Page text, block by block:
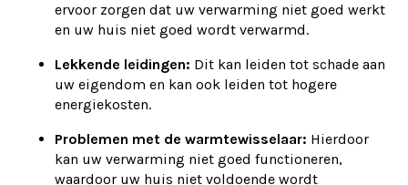
ervoor zorgen dat uw verwarming niet goed werkt
en uw huis niet goed wordt verwarmd.
Lekkende leidingen: Dit kan leiden tot schade aan
uw eigendom en kan ook leiden tot hogere
energiekosten.
Problemen met de warmtewisselaar: Hierdoor
kan uw verwarming niet goed functioneren,
waardoor uw huis niet voldoende wordt